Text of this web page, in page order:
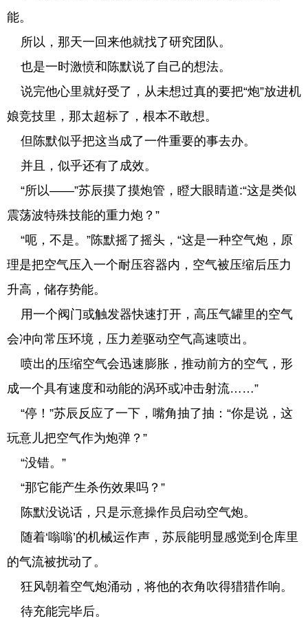
能。
所以，那天一回来他就找了研究团队。
也是一时激愤和陈默说了自己的想法。
说完他心里就好受了，从未想过真的要把“炮”放进机
娘竞技里，那太超标了，根本不敢想。
但陈默似乎把这当成了一件重要的事去办。
并且，似乎还有了成效。
“所以——”苏辰摸了摸炮管，瞪大眼睛道:“这是类似
震荡波特殊技能的重力炮？”
“呃，不是。”陈默摇了摇头，“这是一种空气炮，原
理是把空气压入一个耐压容器内，空气被压缩后压力
升高，储存势能。
用一个阀门或触发器快速打开，高压气罐里的空气
会冲向常压环境，压力差驱动空气高速喷出。
喷出的压缩空气会迅速膨胀，推动前方的空气，形
成一个具有速度和动能的涡环或冲击射流……”
“停！”苏辰反应了一下，嘴角抽了抽：“你是说，这
玩意儿把空气作为炮弹？”
“没错。”
“那它能产生杀伤效果吗？”
陈默没说话，只是示意操作员启动空气炮。
随着‘嗡嗡’的机械运作声，苏辰能明显感觉到仓库里
的气流被扰动了。
狂风朝着空气炮涌动，将他的衣角吹得猎猎作响。
待充能完毕后。